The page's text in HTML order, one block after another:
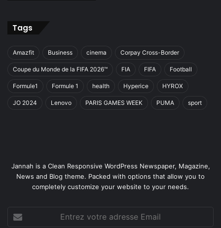
Tags
Amazfit Business cinema Corpay Cross-Border
Coupe du Monde de la FIFA 2026™ FIA FIFA Football
Formule1 Formule 1 health Hyperice HYROX
JO 2024 Lenovo PARIS GAMES WEEK PUMA sport
Jannah is a Clean Responsive WordPress Newspaper, Magazine,
News and Blog theme. Packed with options that allow you to
completely customize your website to your needs.
votre